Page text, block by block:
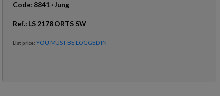
Code: 8841·Jung
Ref.: LS 2178 ORTS SW
List price: YOU MUST BE LOGGED IN